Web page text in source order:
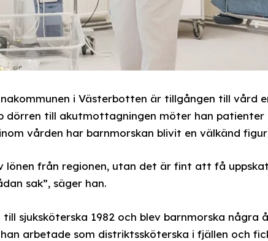
i Västerbotten är tillgången till vård
dörren till akutmottagningen möter han patienter
vården har barnmorskan blivit en välkänd
lönen från regionen, utan det är fint att få
sak”, säger han.
sjuksköterska 1982 och blev barnmorska några
arbetade som distriktssköterska i fjällen och